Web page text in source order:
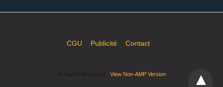
CGU Publicité Contact
View Non-AMP Version